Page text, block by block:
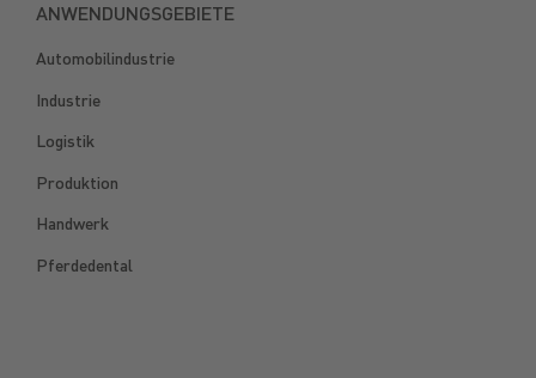
ANWENDUNGSGEBIETE
Automobilindustrie
Industrie
Logistik
Produktion
Handwerk
Pferdedental